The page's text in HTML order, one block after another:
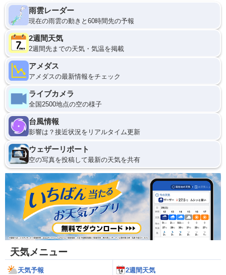
雨雲レーダー
現在の雨雲の動きと60時間先の予報
2週間天気
2週間先までの天気・気温を掲載
アメダス
アメダスの最新情報をチェック
ライブカメラ
全国2500地点の空の様子
台風情報
影響は？接近状況をリアルタイム更新
ウェザーリポート
空の写真を投稿して最新の天気を共有
天気メニュー
天気予報 2週間天気